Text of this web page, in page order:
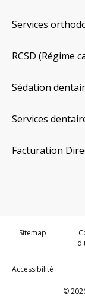
Services
RCSD (Régime
Sédation
Services
Facturation
©
Sitemap
Accessibilité